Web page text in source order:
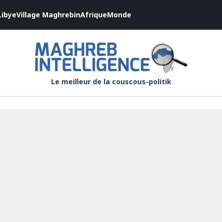
Village MaghrebinAfriqueMonde
Le meilleur de la couscous-politik